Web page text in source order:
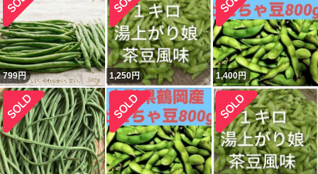
799円 1,250円 1,400円